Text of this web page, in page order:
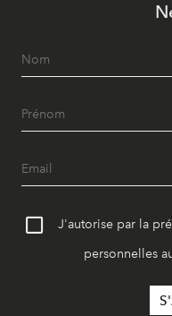
J'autorise par la
personnelles